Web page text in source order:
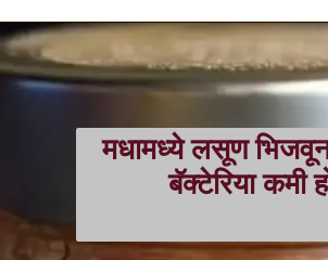
मधामध्ये लसूण
बॅक्टेरिया कमी